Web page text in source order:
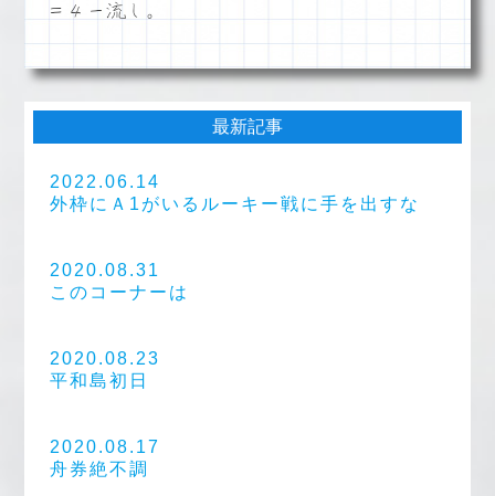
＝４ー流し。
最新記事
2022.06.14
外枠にＡ1がいるルーキー戦に手を出すな
2020.08.31
このコーナーは
2020.08.23
平和島初日
2020.08.17
舟券絶不調